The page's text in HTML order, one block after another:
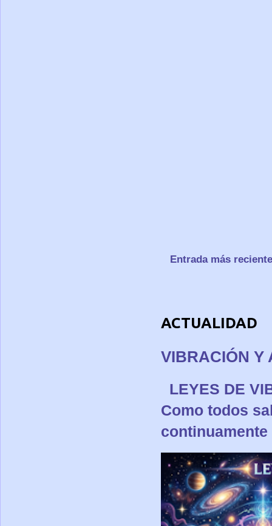
Entrada más reciente
ACTUALIDAD
VIBRACIÓN Y
LEYES
Como todos